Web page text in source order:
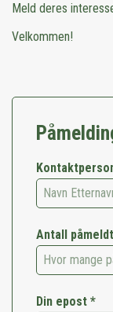
Meld deres
Velkommen!
Antall
Din epost *